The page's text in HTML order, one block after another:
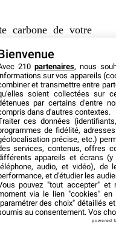
carbone de votre
pour le rendre
de sécurité
participants, en
la pandémie de
une touche
que ce soit par le
210 partenaires, nous
sur vos appareils
et transmettre entre
soient collectées sur
par certains d'entre
dans d'autres contextes.
ces données
de fidélité,
précise, etc.)
services, contenus, offres
appareils et écrans (y
audio, et vidéo), de
et d'étudier les
pouvez "tout accepter" et
via le lien "cookies" en
des choix" détaillés
au consentement. Vos
powered